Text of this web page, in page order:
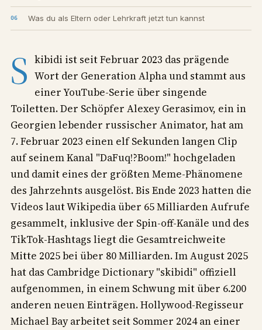
Was du als Eltern oder Lehrkraft jetzt tun kannst
S kibidi ist seit Februar 2023 das prägende
Wort der Generation Alpha und stammt aus
einer YouTube-Serie über singende
Toiletten. Der Schöpfer Alexey Gerasimov, ein in
Georgien lebender russischer Animator, hat am
7. Februar 2023 einen elf Sekunden langen Clip
auf seinem Kanal "DaFuq!?Boom!" hochgeladen
und damit eines der größten Meme-Phänomene
des Jahrzehnts ausgelöst. Bis Ende 2023 hatten die
Videos laut Wikipedia über 65 Milliarden Aufrufe
gesammelt, inklusive der Spin-off-Kanäle und des
TikTok-Hashtags liegt die Gesamtreichweite
Mitte 2025 bei über 80 Milliarden. Im August 2025
hat das Cambridge Dictionary "skibidi" offiziell
aufgenommen, in einem Schwung mit über 6.200
anderen neuen Einträgen. Hollywood-Regisseur
Michael Bay arbeitet seit Sommer 2024 an einer